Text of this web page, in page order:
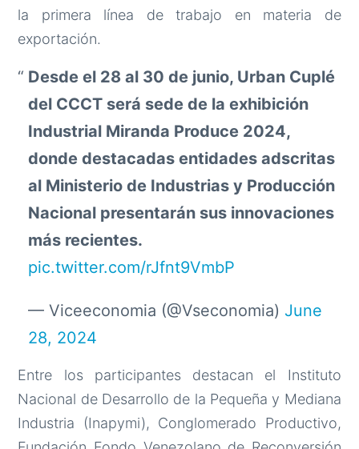
la primera línea de trabajo en materia de
exportación.
Desde el 28 al 30 de junio, Urban Cuplé
del CCCT será sede de la exhibición
Industrial Miranda Produce 2024,
donde destacadas entidades adscritas
al Ministerio de Industrias y Producción
Nacional presentarán sus innovaciones
más recientes.
pic.twitter.com/rJfnt9VmbP
— Viceeconomia (@Vseconomia) June
28, 2024
Entre los participantes destacan el Instituto
Nacional de Desarrollo de la Pequeña y Mediana
Industria (Inapymi), Conglomerado Productivo,